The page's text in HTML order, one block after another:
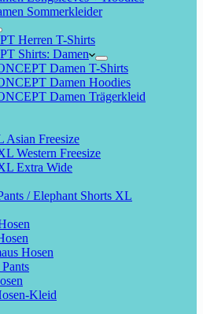
Sommerkleider
Herren T-Shirts
Shirts: Damen
Damen T-Shirts
Damen Hoodies
Damen Trägerkleid
Asian Freesize
Western Freesize
Extra Wide
/ Elephant Shorts XL
Hosen
Kleid